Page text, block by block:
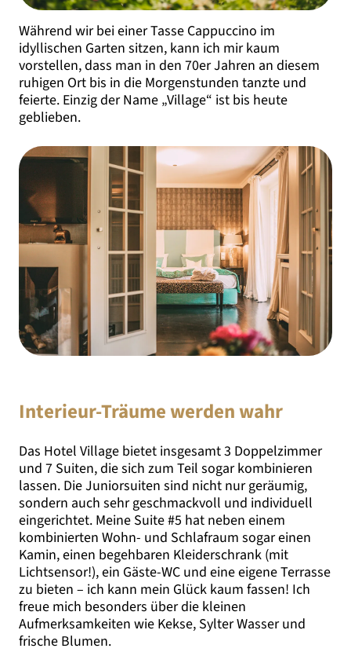
Während wir bei einer Tasse Cappuccino im
idyllischen Garten sitzen, kann ich mir kaum
vorstellen, dass man in den 70er Jahren an diesem
ruhigen Ort bis in die Morgenstunden tanzte und
feierte. Einzig der Name „Village“ ist bis heute
geblieben.
Interieur-Träume werden wahr
Das Hotel Village bietet insgesamt 3 Doppelzimmer
und 7 Suiten, die sich zum Teil sogar kombinieren
lassen. Die Juniorsuiten sind nicht nur geräumig,
sondern auch sehr geschmackvoll und individuell
eingerichtet. Meine Suite #5 hat neben einem
kombinierten Wohn- und Schlafraum sogar einen
Kamin, einen begehbaren Kleiderschrank (mit
Lichtsensor!), ein Gäste-WC und eine eigene Terrasse
zu bieten – ich kann mein Glück kaum fassen! Ich
freue mich besonders über die kleinen
Aufmerksamkeiten wie Kekse, Sylter Wasser und
frische Blumen.